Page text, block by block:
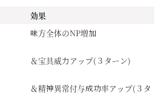
効果
味方全体のNP増加
＆宝具威力アップ(３ターン)
＆精神異常付与成功率アップ(３タ